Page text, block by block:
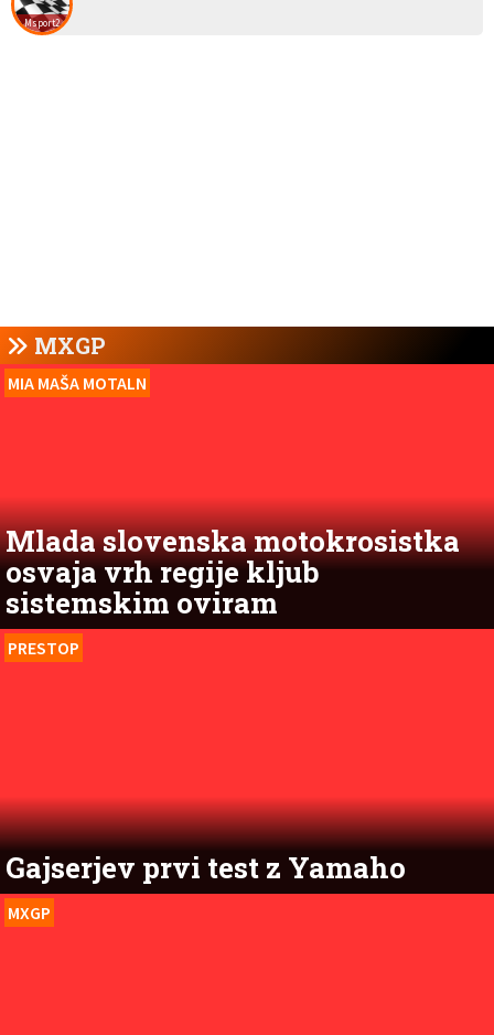
Msport2
MXGP
MIA MAŠA MOTALN
Mlada slovenska motokrosistka
osvaja vrh regije kljub
sistemskim oviram
PRESTOP
Gajserjev prvi test z Yamaho
MXGP